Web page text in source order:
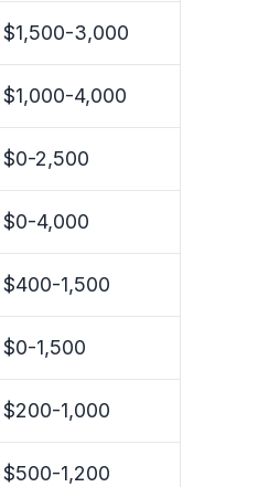
$1,500-3,000
$1,000-4,000
$0-2,500
$0-4,000
$400-1,500
$0-1,500
$200-1,000
$500-1,200